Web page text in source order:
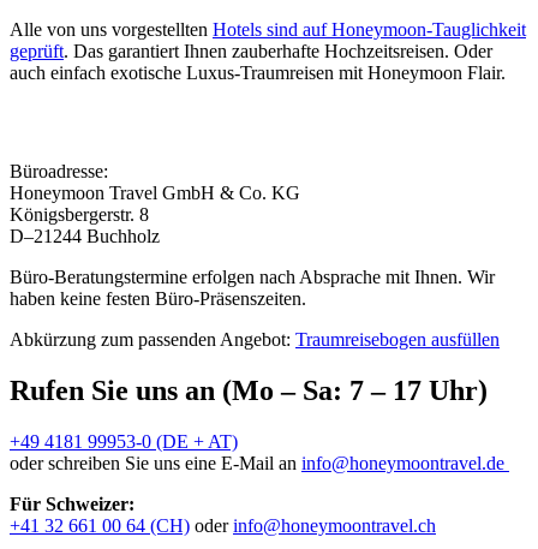
Alle von uns vorgestellten Hotels sind auf Honeymoon-Tauglichkeit
geprüft. Das garantiert Ihnen zauberhafte Hochzeitsreisen. Oder
auch einfach exotische Luxus-Traumreisen mit Honeymoon Flair.
Büroadresse:
Honeymoon Travel GmbH & Co. KG
Königsbergerstr. 8
D–21244 Buchholz
Büro-Beratungstermine erfolgen nach Absprache mit Ihnen. Wir
haben keine festen Büro-Präsenszeiten.
Abkürzung zum passenden Angebot: Traumreisebogen ausfüllen
Rufen Sie uns an (Mo – Sa: 7 – 17 Uhr)
+49 4181 99953-0 (DE + AT)
oder schreiben Sie uns eine E-Mail an info@honeymoontravel.de
Für Schweizer:
+41 32 661 00 64 (CH) oderinfo@honeymoontravel.ch